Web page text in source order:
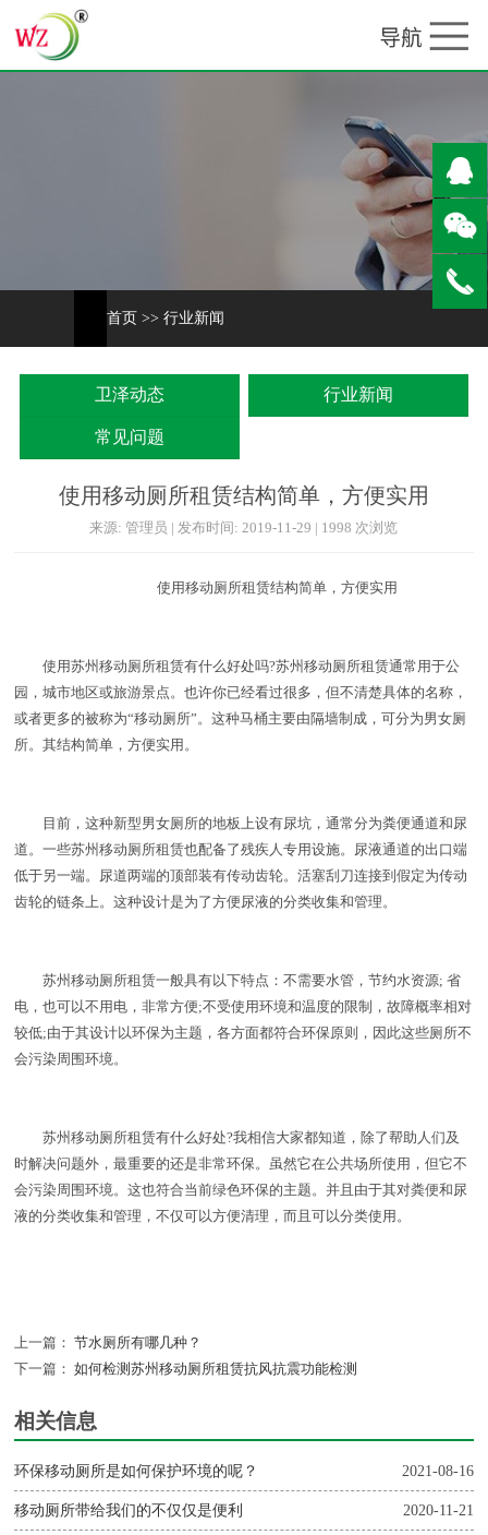
首页 >> 行业新闻
卫泽动态 行业新闻
常见问题
使用移动厕所租赁结构简单，方便实用
来源: 管理员 | 发布时间: 2019-11-29 | 1998 次浏览
使用移动厕所租赁结构简单，方便实用
使用苏州移动厕所租赁有什么好处吗?苏州移动厕所租赁通常用于公
园，城市地区或旅游景点。也许你已经看过很多，但不清楚具体的名称，
或者更多的被称为“移动厕所”。这种马桶主要由隔墙制成，可分为男女厕
所。其结构简单，方便实用。
目前，这种新型男女厕所的地板上设有尿坑，通常分为粪便通道和尿
道。一些苏州移动厕所租赁也配备了残疾人专用设施。尿液通道的出口端
低于另一端。尿道两端的顶部装有传动齿轮。活塞刮刀连接到假定为传动
齿轮的链条上。这种设计是为了方便尿液的分类收集和管理。
苏州移动厕所租赁一般具有以下特点：不需要水管，节约水资源; 省
电，也可以不用电，非常方便;不受使用环境和温度的限制，故障概率相对
较低;由于其设计以环保为主题，各方面都符合环保原则，因此这些厕所不
会污染周围环境。
苏州移动厕所租赁有什么好处?我相信大家都知道，除了帮助人们及
时解决问题外，最重要的还是非常环保。虽然它在公共场所使用，但它不
会污染周围环境。这也符合当前绿色环保的主题。并且由于其对粪便和尿
液的分类收集和管理，不仅可以方便清理，而且可以分类使用。
上一篇： 节水厕所有哪几种？
下一篇： 如何检测苏州移动厕所租赁抗风抗震功能检测
相关信息
2021-08-16
环保移动厕所是如何保护环境的呢？
2020-11-21
移动厕所带给我们的不仅仅是便利